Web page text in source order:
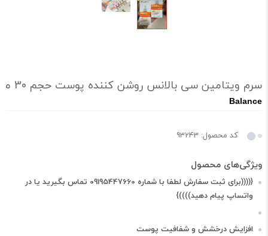
سرم ویتامین سی بالانس روشن کننده پوست حجم 30 میل (اصل)
Balance
کد محصول: 93243
{((((برای ثبت سفارش لطفا با شماره 09195447660 تماس بگیرید یا در
واتساپ پیام دهید))))}
افزایش درخشش و شفافیت پوست